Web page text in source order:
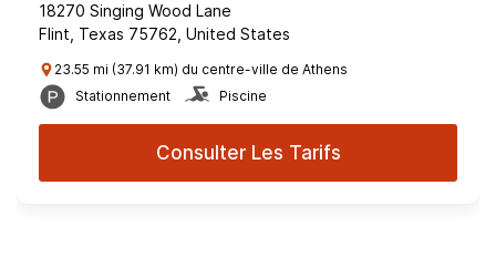
18270 Singing Wood Lane
Flint, Texas 75762, United States
23.55 mi (37.91 km) du centre-ville de Athens
Stationnement
Piscine
Consulter Les Tarifs